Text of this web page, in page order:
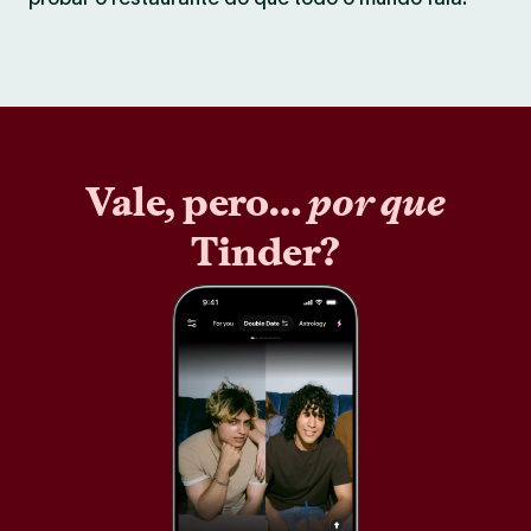
Vale, pero…por que
Tinder?